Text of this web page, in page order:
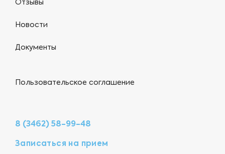
Отзывы
Новости
Документы
Пользовательское соглашение
8 (3462) 58-99-48
Записаться на прием